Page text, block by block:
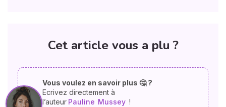
Cet article vous a plu ?
Vous voulez en savoir plus 🤔 ?
Ecrivez directement à
l’auteur Pauline Mussey !